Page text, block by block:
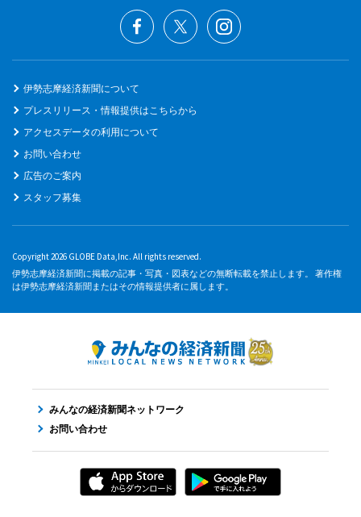
伊勢志摩経済新聞について
プレスリリース・情報提供はこちらから
アクセスデータの利用について
お問い合わせ
広告のご案内
スタッフ募集
Copyright 2026 GLOBE Data,Inc. All rights reserved.
伊勢志摩経済新聞に掲載の記事・写真・図表などの無断転載を禁止します。 著作権
は伊勢志摩経済新聞またはその情報提供者に属します。
みんなの経済新聞ネットワーク
お問い合わせ